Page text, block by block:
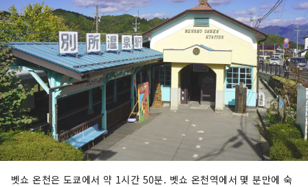
벳쇼 온천은 도쿄에서 약 1시간 50분. 벳쇼 온천역에서 몇 분만에 숙